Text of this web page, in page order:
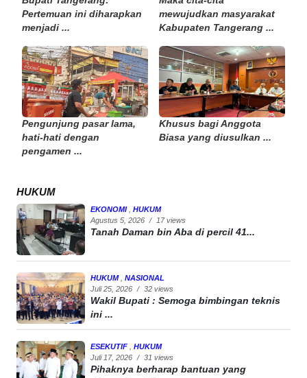
Pertemuan ini diharapkan
menjadi ...
mewujudkan masyarakat
Kabupaten Tangerang ...
Pengunjung pasar lama,
hati-hati dengan
pengamen ...
Khusus bagi Anggota
Biasa yang diusulkan ...
HUKUM
EKONOMI
HUKUM
Agustus 5, 2026 / 17 views
Tanah Daman bin Aba di percil 41...
HUKUM
NASIONAL
Juli 25, 2026 / 32 views
Wakil Bupati : Semoga bimbingan teknis
ini ...
ESEKUTIF
HUKUM
Juli 17, 2026 / 31 views
Pihaknya berharap bantuan yang